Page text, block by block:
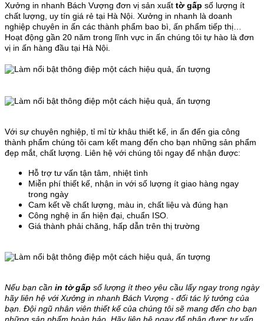
Xưởng in nhanh Bách Vượng đơn vị sản xuất tờ gấp số lượng ít
chất lượng, uy tín giá rẻ tại Hà Nội. Xưởng in nhanh là doanh
nghiệp chuyên in ấn các thành phẩm bao bì, ấn phẩm tiếp thị…
Hoạt động gần 20 năm trong lĩnh vực in ấn chúng tôi tự hào là đơn
vị in ấn hàng đầu tại Hà Nội.
Với sự chuyên nghiệp, tỉ mỉ từ khâu thiết kế, in ấn đến gia công
thành phẩm chúng tôi cam kết mang đến cho bạn những sản phẩm
đẹp mắt, chất lượng. Liên hệ với chúng tôi ngay để nhận được:
Hỗ trợ tư vấn tận tâm, nhiệt tình
Miễn phí thiết kế, nhận in với số lượng ít giao hàng ngay
trong ngày
Cam kết về chất lượng, màu in, chất liệu và đúng hạn
Công nghệ in ấn hiện đại, chuẩn ISO.
Giá thành phải chăng, hấp dẫn trên thị trường
Nếu bạn cần in tờ gấp số lượng ít theo yêu cầu lấy ngay trong ngày
hãy liên hệ với Xưởng in nhanh Bách Vượng - đối tác lý tưởng của
bạn. Đội ngũ nhân viên thiết kế của chúng tôi sẽ mang đến cho bạn